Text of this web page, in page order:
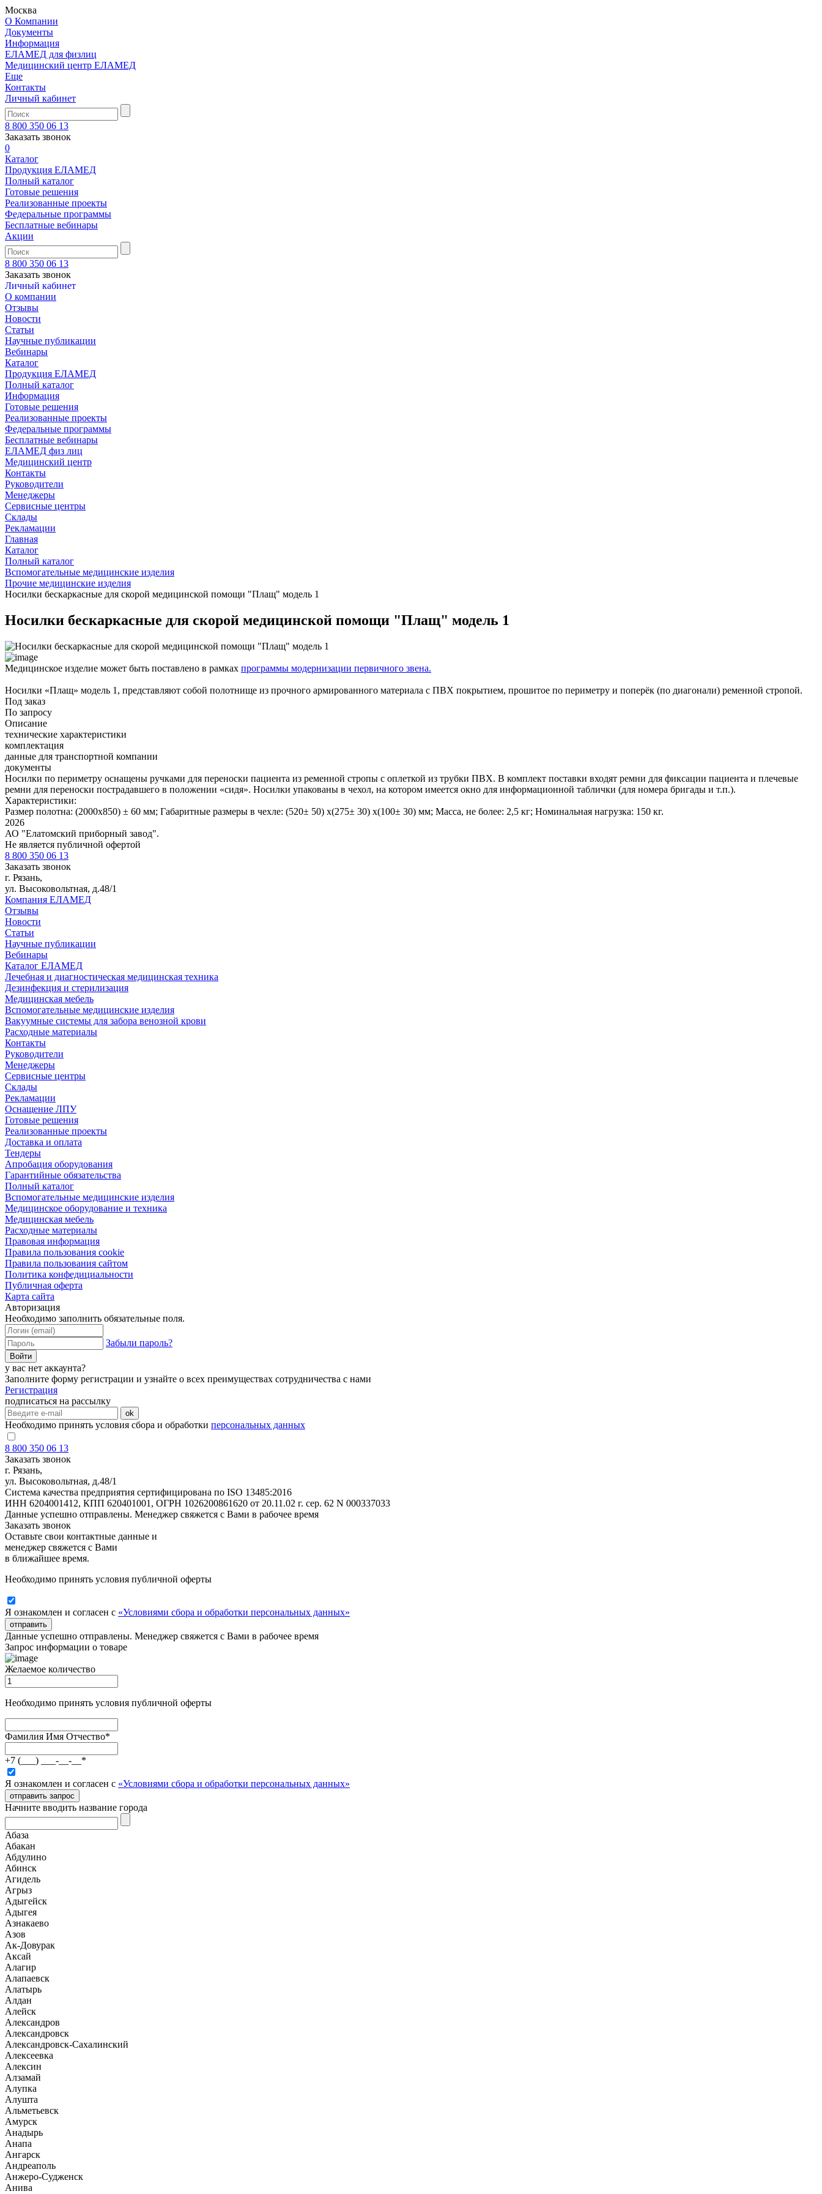
Москва
О Компании
Документы
Информация
ЕЛАМЕД для физлиц
Медицинский центр ЕЛАМЕД
Еще
Контакты
Личный кабинет
8 800 350 06 13
Заказать звонок
0
Каталог
Продукция ЕЛАМЕД
Полный каталог
Готовые решения
Реализованные проекты
Федеральные программы
Бесплатные вебинары
Акции
8 800 350 06 13
Заказать звонок
Личный кабинет
О компании
Отзывы
Новости
Статьи
Научные публикации
Вебинары
Каталог
Продукция ЕЛАМЕД
Полный каталог
Информация
Готовые решения
Реализованные проекты
Федеральные программы
Бесплатные вебинары
ЕЛАМЕД физ лиц
Медицинский центр
Контакты
Руководители
Менеджеры
Сервисные центры
Склады
Рекламации
Главная
Каталог
Полный каталог
Вспомогательные медицинские изделия
Прочие медицинские изделия
Носилки бескаркасные для скорой медицинской помощи "Плащ" модель 1
Носилки бескаркасные для скорой медицинской помощи "Плащ" модель 1
Медицинское изделие может быть поставлено в рамках программы модернизации первичного звена.
Носилки «Плащ» модель 1, представляют собой полотнище из прочного армированного материала с ПВХ покрытием, прошитое по периметру и поперёк (по диагонали) ременной стропой.
Под заказ
По запросу
Описание
технические характеристики
комплектация
данные для транспортной компании
документы
Носилки по периметру оснащены ручками для переноски пациента из ременной стропы с оплеткой из трубки ПВХ. В комплект поставки входят ремни для фиксации пациента и плечевые
ремни для переноски пострадавшего в положении «сидя». Носилки упакованы в чехол, на котором имеется окно для информационной таблички (для номера бригады и т.п.).
Характеристики:
Размер полотна: (2000х850) ± 60 мм; Габаритные размеры в чехле: (520± 50) х(275± 30) х(100± 30) мм; Масса, не более: 2,5 кг; Номинальная нагрузка: 150 кг.
2026
АО "Елатомский приборный завод".
Не является публичной офертой
8 800 350 06 13
Заказать звонок
г. Рязань,
ул. Высоковольтная, д.48/1
Компания ЕЛАМЕД
Отзывы
Новости
Статьи
Научные публикации
Вебинары
Каталог ЕЛАМЕД
Лечебная и диагностическая медицинская техника
Дезинфекция и стерилизация
Медицинская мебель
Вспомогательные медицинские изделия
Вакуумные системы для забора венозной крови
Расходные материалы
Контакты
Руководители
Менеджеры
Сервисные центры
Склады
Рекламации
Оснащение ЛПУ
Готовые решения
Реализованные проекты
Доставка и оплата
Тендеры
Апробация оборудования
Гарантийные обязательства
Полный каталог
Вспомогательные медицинские изделия
Медицинское оборудование и техника
Медицинская мебель
Расходные материалы
Правовая информация
Правила пользования cookie
Правила пользования сайтом
Политика конфедициальности
Публичная оферта
Карта сайта
Авторизация
Необходимо заполнить обязательные поля.
Забыли пароль?
Войти
у вас нет аккаунта?
Заполните форму регистрации и узнайте о всех преимуществах сотрудничества с нами
Регистрация
подписаться на рассылку
ok
Необходимо принять условия сбора и обработки персональных данных
8 800 350 06 13
Заказать звонок
г. Рязань,
ул. Высоковольтная, д.48/1
Система качества предприятия сертифицирована по ISO 13485:2016
ИНН 6204001412, КПП 620401001, ОГРН 1026200861620 от 20.11.02 г. сер. 62 N 000337033
Данные успешно отправлены. Менеджер свяжется с Вами в рабочее время
Заказать звонок
Оставьте свои контактные данные и
менеджер свяжется с Вами
в ближайшее время.
Необходимо принять условия публичной оферты
Я ознакомлен и согласен с «Условиями сбора и обработки персональных данных»
отправить
Данные успешно отправлены. Менеджер свяжется с Вами в рабочее время
Запрос информации о товаре
Желаемое количество
Необходимо принять условия публичной оферты
Фамилия Имя Отчество*
+7 (___) ___-__-__ *
Я ознакомлен и согласен с «Условиями сбора и обработки персональных данных»
отправить запрос
Начните вводить название города
Абаза
Абакан
Абдулино
Абинск
Агидель
Агрыз
Адыгейск
Адыгея
Азнакаево
Азов
Ак-Довурак
Аксай
Алагир
Алапаевск
Алатырь
Алдан
Алейск
Александров
Александровск
Александровск-Сахалинский
Алексеевка
Алексин
Алзамай
Алупка
Алушта
Альметьевск
Амурск
Анадырь
Анапа
Ангарск
Андреаполь
Анжеро-Судженск
Анива